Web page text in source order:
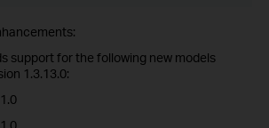
support for the following new models
1.3.13.0: